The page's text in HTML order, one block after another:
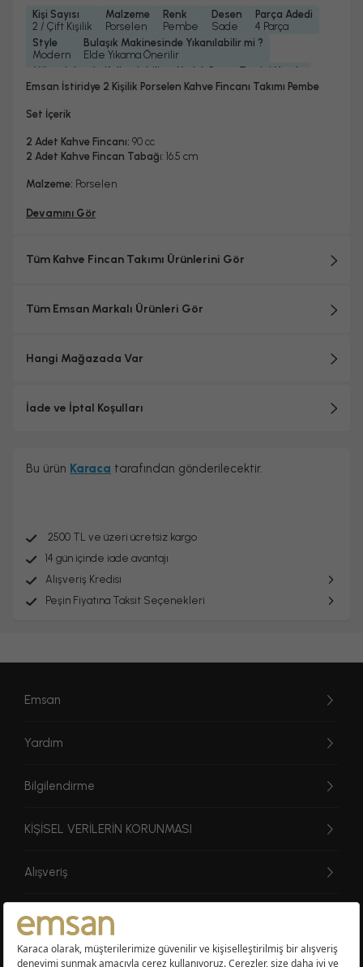
Kişi Sayısı
2 / Çift Kişilik
Malzeme
Porselen
Renk
Pembe
Desen
Sade
Parça Adedi
4 Parça
Style
Modern
Bulaşık Makinesinde Yıkanılabilir mi ?
Elde Yıkama Önerilir
Mikrodalgada Kullanılabilir
Hayır
Yedek Parça Temini Yapılır
Hayır
Standart
Emsan İstiridye 2 Kişilik Porselen Kahve Fincanı Takımı Pembe
Set İçerik
2 Adet Kahve Fincanı: 90 cc
2 Adet Kahve Fincan Tabağı: 16.5 cm
Malzeme: Porselen
Devamını Gör
Tüm Kahve Fincan Takımı Ürünlerini Gör
Tüm Emsan Markalı Ürünleri Gör
Hangi Mağazada Var
İade ve İptal Koşulları
Bu ürün Karaca tarafından gönderilecektir.
2500 TL ve üzeri ücretsiz kargo
14 gün içinde iade avantajı
Alışveriş Kredisi
Peşin Fiyatına Taksit Seçenekleri
Emsan
Yardım
Bilgilendirme
KİŞİSEL VERİLERİN KORUNMASI
Alışveriş